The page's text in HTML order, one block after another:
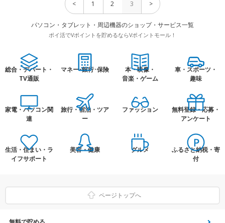
< 1 2 3 >
パソコン・タブレット・周辺機器のショップ・サービス一覧
ポイ活でVポイントを貯めるならVポイントモール！
総合・デパート・
TV通販
マネー･銀行･保険
本・映像・
音楽・ゲーム
車・スポーツ・
趣味
家電・パソコン関
連
旅行・宿泊・ツア
ー
ファッション
無料登録・応募・
アンケート
生活・住まい・ラ
イフサポート
美容・健康 グルメ
ふるさと納税・寄
付
ページトップへ